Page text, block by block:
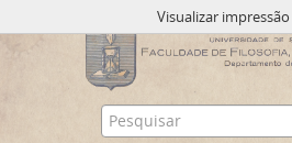
Visualizar impressão